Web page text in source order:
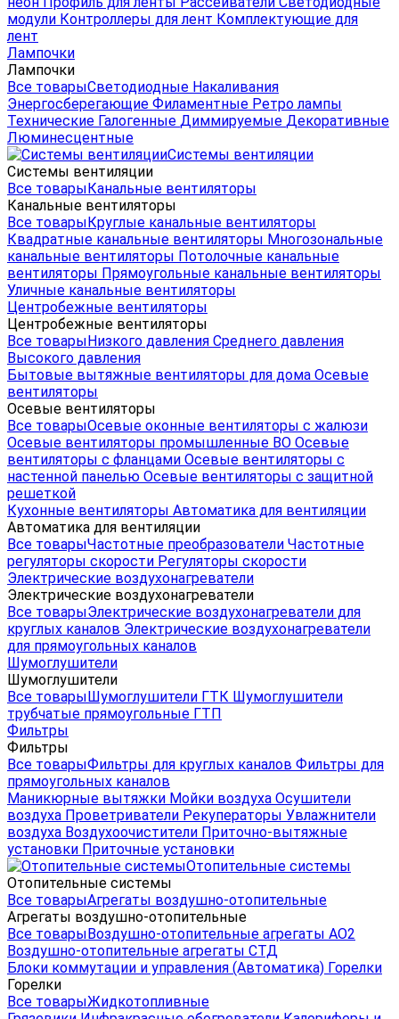
модули Контроллеры для лент Комплектующие для
лент
Лампочки
Лампочки
Все товарыСветодиодные Накаливания
Энергосберегающие Филаментные Ретро лампы
Технические Галогенные Диммируемые Декоративные
Люминесцентные
Системы вентиляции
Системы вентиляции
Все товарыКанальные вентиляторы
Канальные вентиляторы
Все товарыКруглые канальные вентиляторы
Квадратные канальные вентиляторы Многозональные
канальные вентиляторы Потолочные канальные
вентиляторы Прямоугольные канальные вентиляторы
Уличные канальные вентиляторы
Центробежные вентиляторы
Центробежные вентиляторы
Все товарыНизкого давления Среднего давления
Высокого давления
Бытовые вытяжные вентиляторы для дома Осевые
вентиляторы
Осевые вентиляторы
Все товарыОсевые оконные вентиляторы с жалюзи
Осевые вентиляторы промышленные ВО Осевые
вентиляторы с фланцами Осевые вентиляторы с
настенной панелью Осевые вентиляторы с защитной
решеткой
Кухонные вентиляторы Автоматика для вентиляции
Автоматика для вентиляции
Все товарыЧастотные преобразователи Частотные
регуляторы скорости Регуляторы скорости
Электрические воздухонагреватели
Электрические воздухонагреватели
Все товарыЭлектрические воздухонагреватели для
круглых каналов Электрические воздухонагреватели
для прямоугольных каналов
Шумоглушители
Шумоглушители
Все товарыШумоглушители ГТК Шумоглушители
трубчатые прямоугольные ГТП
Фильтры
Фильтры
Все товарыФильтры для круглых каналов Фильтры для
прямоугольных каналов
Маникюрные вытяжки Мойки воздуха Осушители
воздуха Проветриватели Рекуператоры Увлажнители
воздуха Воздухоочистители Приточно-вытяжные
установки Приточные установки
Отопительные системы
Отопительные системы
Все товарыАгрегаты воздушно-отопительные
Агрегаты воздушно-отопительные
Все товарыВоздушно-отопительные агрегаты АО2
Воздушно-отопительные агрегаты СТД
Блоки коммутации и управления (Автоматика) Горелки
Горелки
Все товарыЖидкотопливные